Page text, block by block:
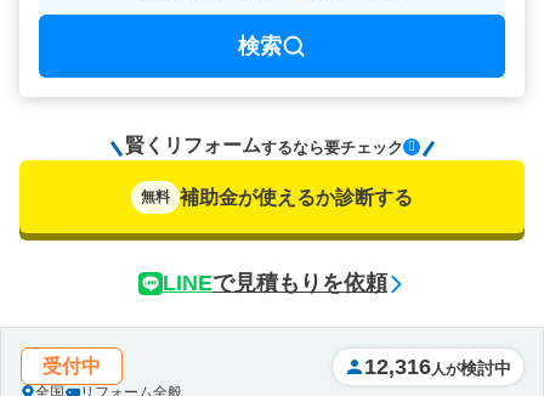
検索
賢くリフォームするなら要チェック
無料 補助金が使えるか診断する
LINEで見積もりを依頼
受付中
全国 リフォーム全般
12,316 人が検討中